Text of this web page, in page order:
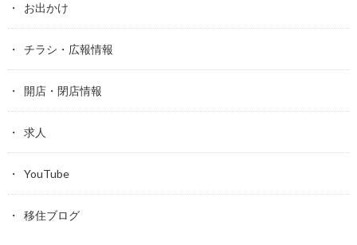
お出かけ
チラシ・広報情報
開店・閉店情報
求人
YouTube
移住ブログ